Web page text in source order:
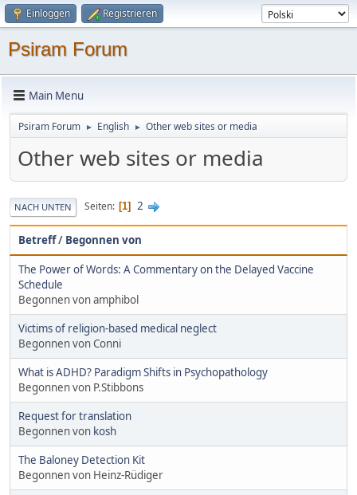
Einloggen Registrieren
Psiram Forum
Main Menu
Psiram Forum ► English ► Other web sites or media
Other web sites or media
NACH UNTEN Seiten 1 2
Betreff/ Begonnen von
The Power of Words: A Commentary on the Delayed Vaccine
Schedule
Begonnen von amphibol
Victims of religion-based medical neglect
Begonnen von Conni
What is ADHD? Paradigm Shifts in Psychopathology
Begonnen von P.Stibbons
Request for translation
Begonnen von kosh
The Baloney Detection Kit
Begonnen von Heinz-Rüdiger